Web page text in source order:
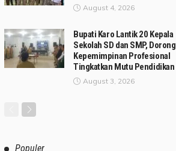
August 4, 2026
Bupati Karo Lantik 20 Kepala
Sekolah SD dan SMP, Dorong
Kepemimpinan Profesional
Tingkatkan Mutu Pendidikan
August 3, 2026
Populer